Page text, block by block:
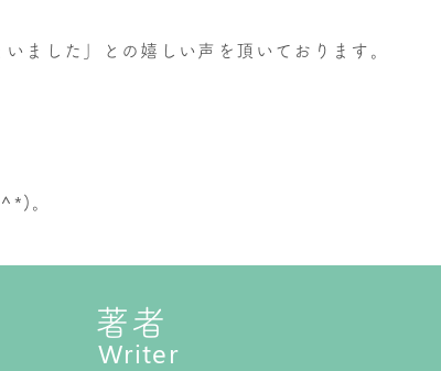
ました」との嬉しい声を頂いております。
。
著者
Writer